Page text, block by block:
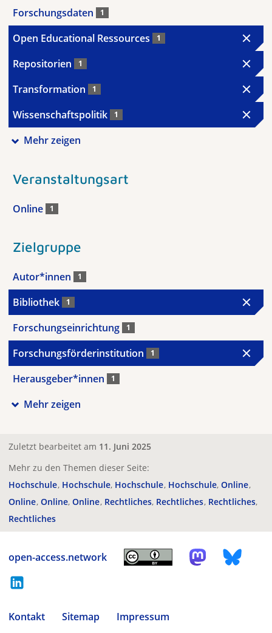
Forschungsdaten 1
Open Educational Ressources 1
Repositorien 1
Transformation 1
Wissenschaftspolitik 1
Mehr zeigen
Veranstaltungsart
Online 1
Zielgruppe
Autor*innen 1
Bibliothek 1
Forschungseinrichtung 1
Forschungsförderinstitution 1
Herausgeber*innen 1
Mehr zeigen
Zuletzt bearbeitet am 11. Juni 2025
Mehr zu den Themen dieser Seite:
Hochschule Hochschule Hochschule Hochschule Online
Online Online Online Rechtliches Rechtliches Rechtliches
Rechtliches
open-access.network
Kontakt Sitemap
Impressum